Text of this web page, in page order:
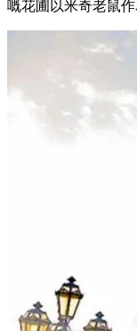
「米奇花圃」（
士尼王國嘅重要地